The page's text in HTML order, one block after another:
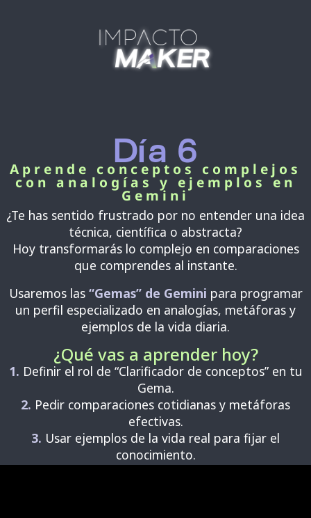
Día 6
Aprende conceptos complejos
con analogías y ejemplos en
Gemini
¿Te has sentido frustrado por no entender una idea
técnica, científica o abstracta?
Hoy transformarás lo complejo en comparaciones
que comprendes al instante.
Usaremos las “Gemas” de Gemini para programar
un perfil especializado en analogías, metáforas y
ejemplos de la vida diaria.
¿Qué vas a aprender hoy?
1. Definir el rol de “Clarificador de conceptos” en tu
Gema.
2. Pedir comparaciones cotidianas y metáforas
efectivas.
3. Usar ejemplos de la vida real para fijar el
conocimiento.